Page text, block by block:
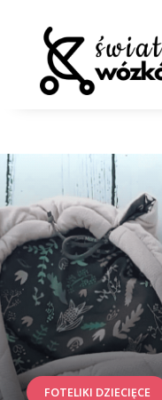
FOTELIKI DZIECIĘCE